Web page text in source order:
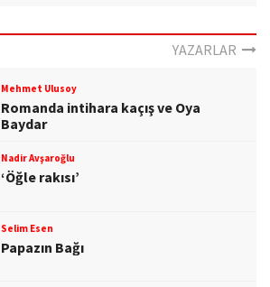
YAZARLAR
Mehmet Ulusoy
Romanda intihara kaçış ve Oya
Baydar
Nadir Avşaroğlu
‘Öğle rakısı’
Selim Esen
Papazın Bağı